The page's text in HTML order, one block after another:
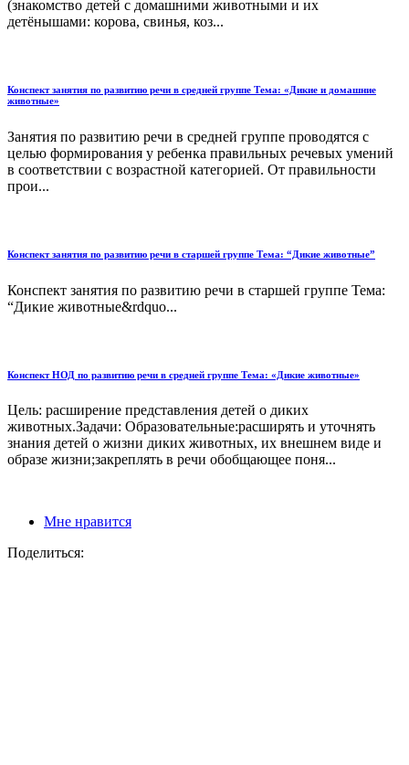
(знакомство детей с домашними животными и их
детёнышами: корова, свинья, коз...
Конспект занятия по развитию речи в средней группе Тема: «Дикие и домашние
животные»
Занятия по развитию речи в средней группе проводятся с
целью формирования у ребенка правильных речевых умений
в соответствии с возрастной категорией. От правильности
прои...
Конспект занятия по развитию речи в старшей группе Тема: “Дикие животные”
Конспект занятия по развитию речи в старшей группе Тема:
“Дикие животные&rdquo...
Конспект НОД по развитию речи в средней группе Тема: «Дикие животные»
Цель: расширение представления детей о диких
животных.Задачи: Образовательные:расширять и уточнять
знания детей о жизни диких животных, их внешнем виде и
образе жизни;закреплять в речи обобщающее поня...
Мне нравится
Поделиться: